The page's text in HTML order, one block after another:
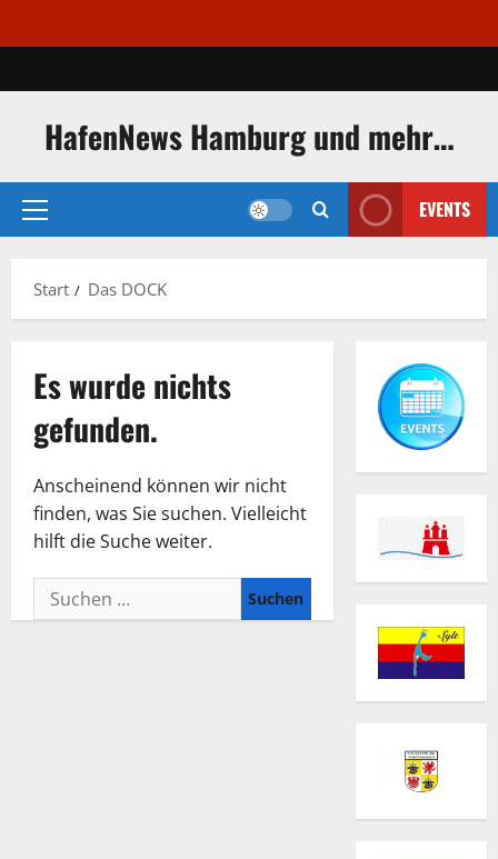
Inhalt
HafenNews Hamburg und mehr…
Primäres
EVENTS
Start Das DOCK
Es wurde nichts
gefunden.
Anscheinend können wir nicht
finden, was Sie suchen. Vielleicht
hilft die Suche weiter.
Suchen
nach: